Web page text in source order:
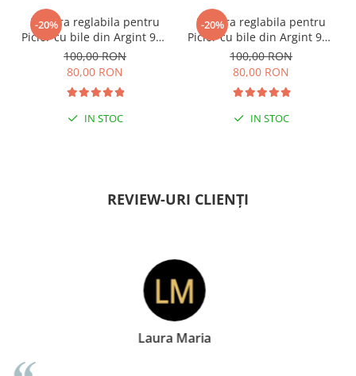
-20%
Bratara reglabila pentru
Picior cu bile din Argint 925
si margele Miyuki rosii
100,00 RON
80,00 RON
IN STOC
-20%
Bratara reglabila pentru
Picior cu bile din Argint 925
si margele Miyuki verzi
100,00 RON
80,00 RON
IN STOC
REVIEW-URI CLIENȚI
Doina Georgescu